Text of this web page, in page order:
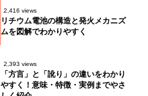
2,416 views
リチウム電池の構造と発火メカニズ
ムを図解でわかりやすく
2,393 views
「方言」と「訛り」の違いをわかり
やすく！意味・特徴・実例までやさ